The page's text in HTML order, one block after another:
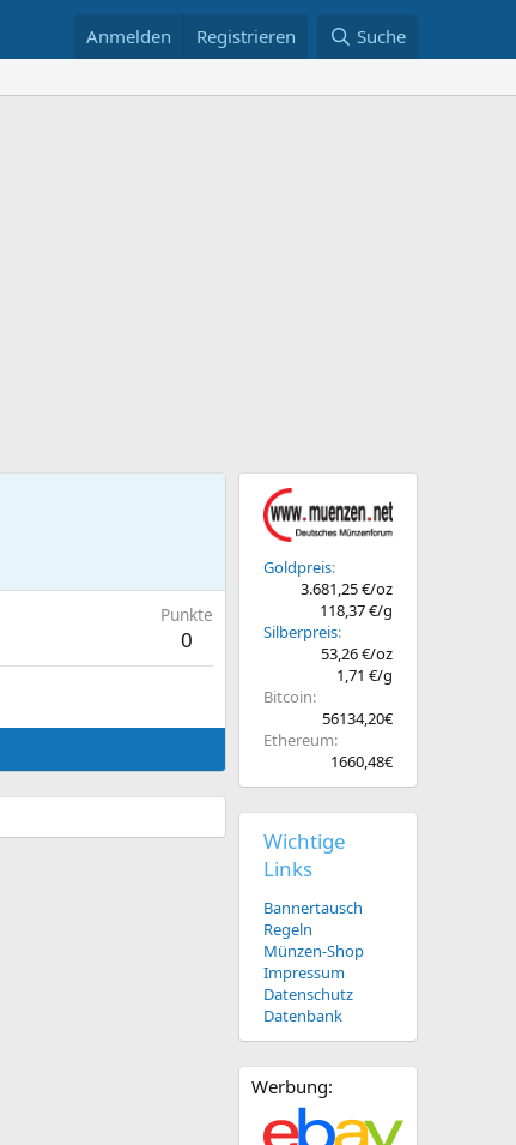
Anmelden Registrieren Suche
Punkte
0
Goldpreis
3.681,25 €/oz
118,37 €/g
Silberpreis
53,26 €/oz
1,71 €/g
Bitcoin
56134,20€
Ethereum
1660,48€
Wichtige
Links
Bannertausch
Regeln
Münzen-Shop
Impressum
Datenschutz
Datenbank
Werbung: